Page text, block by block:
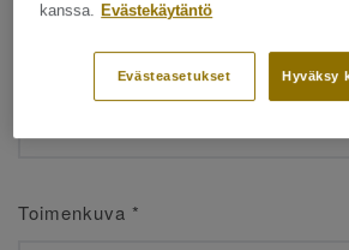
Sukunimi*
Toimenkuva *
kanssa.
Evästekäytäntö
Hyväksy
Evästeasetukset